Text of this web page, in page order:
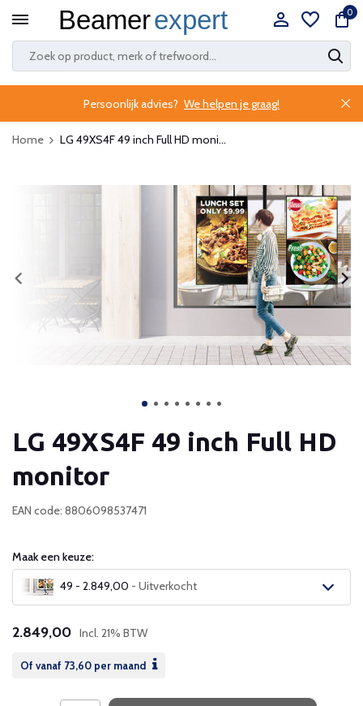
0
Persoonlijk advies? We helpen je graag!
Home LG 49XS4F 49 inch Full HD moni...
LG 49XS4F 49 inch Full HD
monitor
EAN code: 8806098537471
Maak een keuze:
49 - 2.849,00 - Uitverkocht
2.849,00 Incl. 21% BTW
Of vanaf 73,60 per maand